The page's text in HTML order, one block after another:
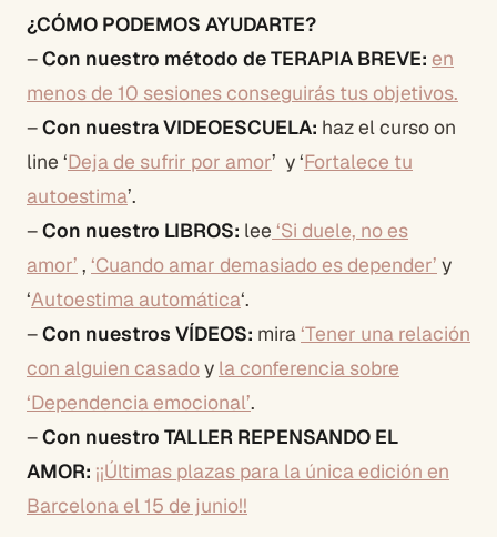
¿CÓMO PODEMOS AYUDARTE?
–Con nuestro método de TERAPIA BREVE: en
menos de 10 sesiones conseguirás tus objetivos.
–Con nuestra VIDEOESCUELA: haz el curso on
line ‘Deja de sufrir por amor’ y ‘Fortalece tu
autoestima’.
–Con nuestro LIBROS: lee ‘Si duele, no es
amor’ , ‘Cuando amar demasiado es depender’ y
‘Autoestima automática‘.
–Con nuestros VÍDEOS: mira ‘Tener una relación
con alguien casadoy la conferencia sobre
‘Dependencia emocional’.
–Con nuestro TALLER REPENSANDO EL
AMOR: ¡¡Últimas plazas para la única edición en
Barcelona el 15 de junio!!